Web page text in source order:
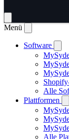
Menü
Software
Alle
Plattformen
Alle